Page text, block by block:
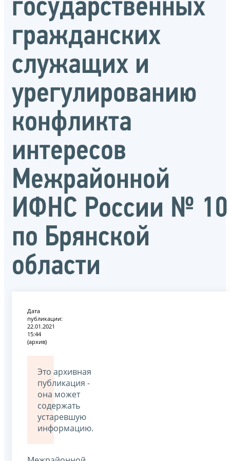
государственных
гражданских
служащих и
урегулированию
конфликта
интересов
Межрайонной
ИФНС России № 10
по Брянской
области
Дата
публикации:
22.01.2021
15:44
(архив)
Это архивная
публикация -
она может
содержать
устаревшую
информацию.